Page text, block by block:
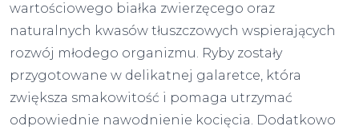
wartościowego białka zwierzęcego oraz
naturalnych kwasów tłuszczowych wspierających
rozwój młodego organizmu. Ryby zostały
przygotowane w delikatnej galaretce, która
zwiększa smakowitość i pomaga utrzymać
odpowiednie nawodnienie kocięcia. Dodatkowo